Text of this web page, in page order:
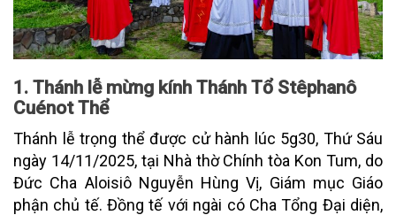
1. Thánh lễ mừng kính Thánh Tổ Stêphanô
Cuénot Thể
Thánh lễ trọng thể được cử hành lúc 5g30, Thứ Sáu
ngày 14/11/2025, tại Nhà thờ Chính tòa Kon Tum, do
Đức Cha Aloisiô Nguyễn Hùng Vị, Giám mục Giáo
phận chủ tế. Đồng tế với ngài có Cha Tổng Đại diện,